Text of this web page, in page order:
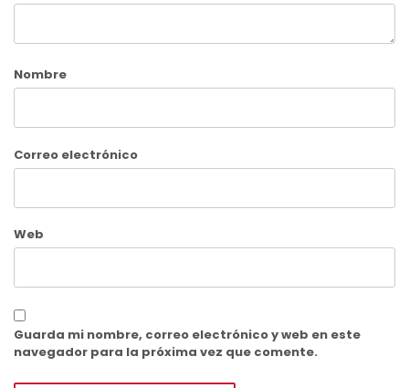
Nombre
Correo electrónico
Web
Guarda mi nombre, correo electrónico y web en este
navegador para la próxima vez que comente.